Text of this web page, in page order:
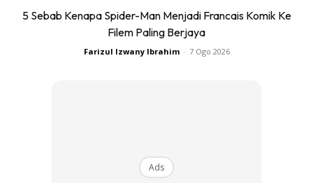
perlu naik tangan.
Jika anda naik tangan dan memukulnya,
anak anda pasti akan mengingatinya sehingga dewasa.
Kesan pukulan tidak kekal di tubuh badan, namun kesannya
5 Sebab Kenapa Spider-Man Menjadi Francais Komik Ke
Filem Paling Berjaya
Farizul Izwany Ibrahim - 7 Ogo 2026
Ads